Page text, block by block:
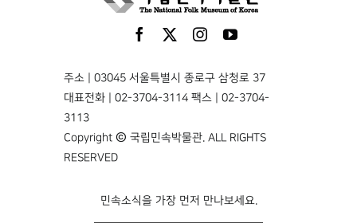
주소 | 03045 서울특별시 종로구 삼청로 37
대표전화 | 02-3704-3114 팩스 | 02-3704-
3113
Copyright © 국립민속박물관. ALL RIGHTS
RESERVED
민속소식을 가장 먼저 만나보세요.